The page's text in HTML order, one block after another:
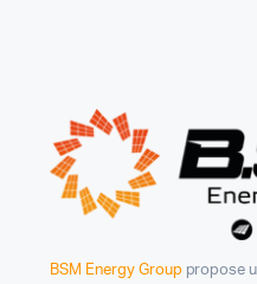
BSM Energy Group propose